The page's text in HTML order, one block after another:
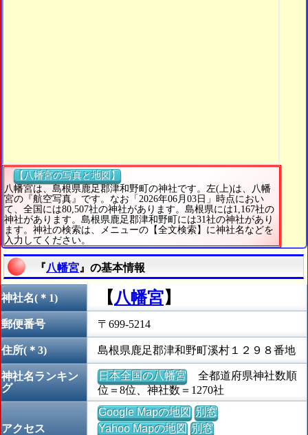
【八幡宮の写真と地図】
八幡宮は、島根県鹿足郡津和野町の神社です。左(上)は、八幡
宮の『航空写真』です。なお「2026年06月03日」時点におい
て、全国には80,507社の神社があります。島根県には1,167社の
神社があります。島根県鹿足郡津和野町には31社の神社があり
ます。神社の検索は、メニューの【全文検索】に神社名などを
入力してください。
『八幡宮 』の基本情報
神社名(＊1) 【 八幡宮】
郵便番号 〒699-5214
住所(＊3) 島根県鹿足郡津和野町溪村１２９８番地
神社名ランキン
グ
日本全国の八幡宮全都道府県神社数順
位＝8位、神社数＝1270社
アクセス
Google Mapの地図 別窓
Yahoo Mapの地図 別窓